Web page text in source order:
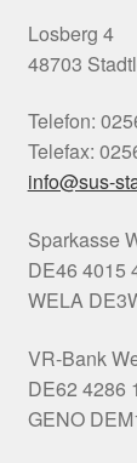
Losberg 4
48703
Telefon:
Telefax:
info@sus-
Sparkasse
DE46 4015
WELA
VR-Bank
DE62 4286
GENO